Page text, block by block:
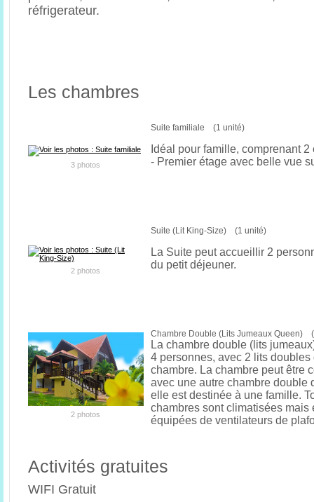
réfrigerateur.
Les chambres
3 photos
Suite familiale (1 unité)
Idéal pour famille, comprenant 2
- Premier étage avec belle vue
2 photos
Suite (Lit King-Size) (1 unité)
La Suite peut accueillir 2
du petit déjeuner.
2 photos
Chambre Double (Lits Jumeaux Queen)
La chambre double (lits
4 personnes, avec 2 lits doubles
chambre. La chambre peut être
avec une autre chambre double
elle est destinée à une famille.
chambres sont climatisées mais
équipées de ventilateurs de
Activités gratuites
WIFI Gratuit